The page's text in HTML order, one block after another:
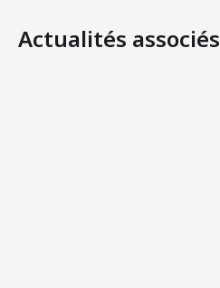
Actualités associés